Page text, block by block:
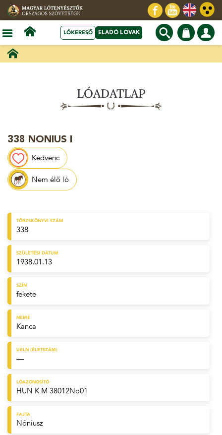
LÓKERESŐ ELADÓ LOVAK
LÓADATLAP
338 NONIUS I
Kedvenc
Nem élő ló
TÖRZSKÖNYVI SZÁM
338
SZÜLETÉSI DÁTUM
1938.01.13
SZÍN
fekete
NEME
Kanca
UELN (ÉLETSZÁM)
—
LÓAZONOSÍTÓ
HUN K M 38012No01
FAJTA
Nóniusz